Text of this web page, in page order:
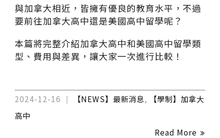
與加拿大相近，皆擁有優良的教育水平，不過
要前往加拿大高中還是美國高中留學呢？
本篇將完整介紹加拿大高中和美國高中留學類
型、費用與差異，讓大家一次進行比較！
2024-12-16 【NEWS】最新消息,
【學制】加拿大
高中
Read More